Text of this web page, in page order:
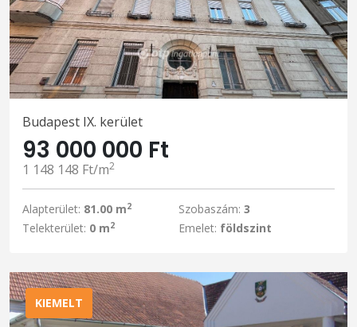
Budapest IX. kerület
93 000 000 Ft
1 148 148 Ft/m2
Alapterület: 81.00 m2
Telekterület: 0 m2
Szobaszám: 3
Emelet: földszint
KIEMELT